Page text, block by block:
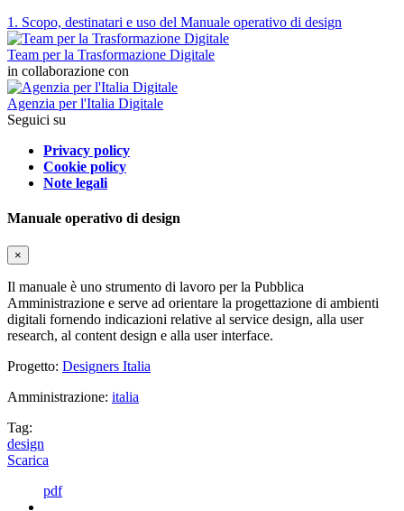
1. Scopo, destinatari e uso del Manuale operativo di design
Team per la Trasformazione Digitale
in collaborazione con
Agenzia per l'Italia Digitale
Seguici su
Privacy policy
Cookie policy
Note legali
Manuale operativo di design
×
Il manuale è uno strumento di lavoro per la Pubblica
Amministrazione e serve ad orientare la progettazione di ambienti
digitali fornendo indicazioni relative al service design, alla user
research, al content design e alla user interface.
Progetto: Designers Italia
Amministrazione: italia
Tag:
design
Scarica
pdf